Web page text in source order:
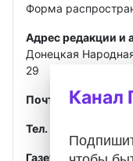
Форма
Адрес редакции и
Донецкая
29
Почта
Тел. ред.:
Газета
Канал